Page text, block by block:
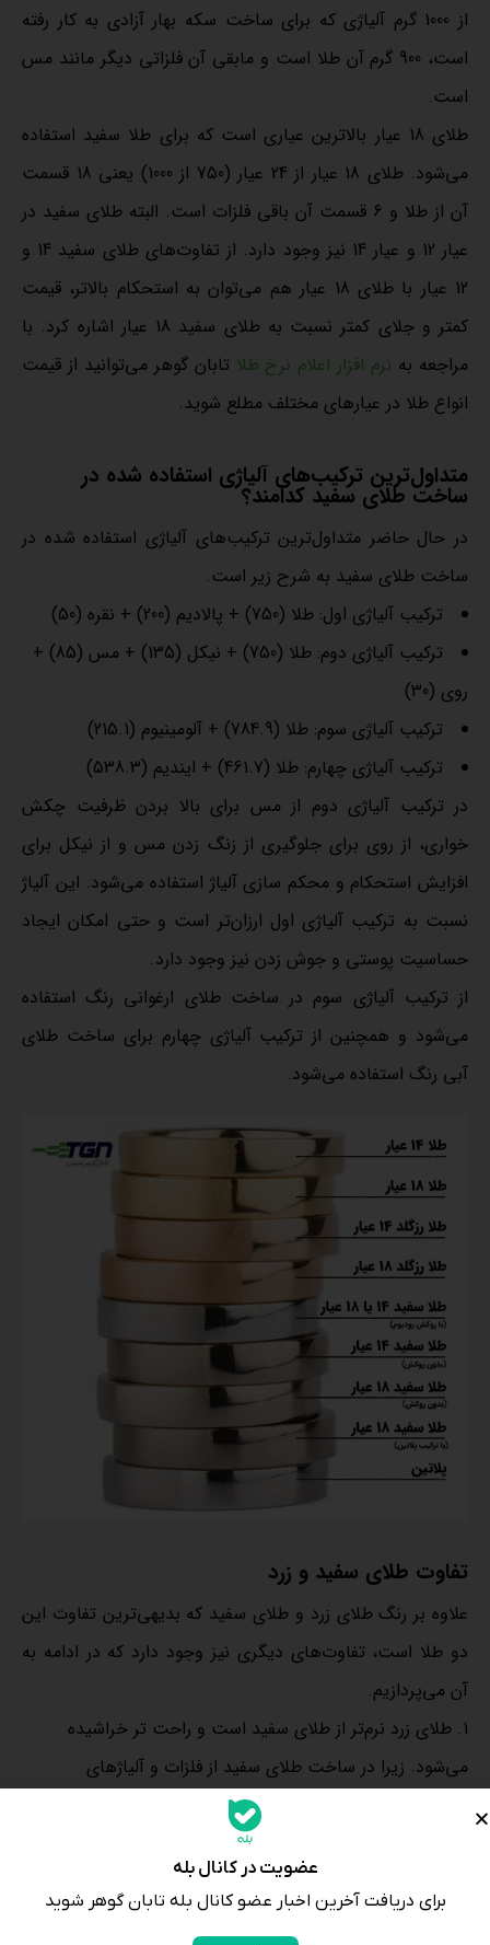
از 1000 گرم آلیاژی که برای ساخت سکه بهار آزادی به کار رفته
است، 900 گرم آن طلا است و مابقی آن فلزاتی دیگر مانند مس
است.
طلای 18 عیار بالاترین عیاری است که برای طلا سفید استفاده
می‌شود. طلای 18 عیار از 24 عیار (750 از 1000) یعنی 18 قسمت
آن از طلا و 6 قسمت آن باقی فلزات است. البته طلای سفید در
عیار 12 و عیار 14 نیز وجود دارد. از تفاوت‌های طلای سفید 14 و
12 عیار با طلای 18 عیار هم می‌توان به استحکام بالاتر، قیمت
کمتر و جلای کمتر نسبت به طلای سفید 18 عیار اشاره کرد. با
مراجعه به نرم افزار اعلام نرخ طلا تابان گوهر می‌توانید از قیمت
انواع طلا در عیارهای مختلف مطلع شوید.
متداول‌ترین ترکیب‌های آلیاژی استفاده شده در
ساخت طلای سفید کدامند؟
در حال حاضر متداول‌ترین ترکیب‌های آلیاژی استفاده شده در
ساخت طلای سفید به شرح زیر است.
ترکیب آلیاژی اول: طلا (750) + پالادیم (200) + نقره (50)
ترکیب آلیاژی دوم: طلا (750) + نیکل (135) + مس (85) +
روی (30)
ترکیب آلیاژی سوم: طلا (784.9) + آلومینیوم (215.1)
ترکیب آلیاژی چهارم: طلا (461.7) + ایندیم (538.3)
در ترکیب آلیاژی دوم از مس برای بالا بردن ظرفیت چکش
خواری، از روی برای جلوگیری از زنگ زدن مس و از نیکل برای
افزایش استحکام و محکم سازی آلیاژ استفاده می‌شود. این آلیاژ
نسبت به ترکیب آلیاژی اول ارزان‌تر است و حتی امکان ایجاد
حساسیت پوستی و جوش زدن نیز وجود دارد.
از ترکیب آلیاژی سوم در ساخت طلای ارغوانی رنگ استفاده
می‌شود و همچنین از ترکیب آلیاژی چهارم برای ساخت طلای
آبی رنگ استفاده می‌شود.
تفاوت طلای سفید و زرد
علاوه بر رنگ طلای زرد و طلای سفید که بدیهی‌ترین تفاوت این
دو طلا است، تفاوت‌های دیگری نیز وجود دارد که در ادامه به
آن می‌پردازیم.
طلای زرد نرم‌تر از طلای سفید است و راحت تر خراشیده
می‌شود. زیرا در ساخت طلای سفید از فلزات و آلیاژهای
برای جلای طلای زرد باید آن را پولیش کرد. این کار باعث
می‌شود یک لایه از طلای شما از بین برود. ولی در طلای سفید
حتی اگر خراشی ایجاد شود با یک لایه رادیوم قابل ترمیم و
عضویت در کانال بله
برای دریافت آخرین اخبار عضو کانال بله تابان گوهر شوید